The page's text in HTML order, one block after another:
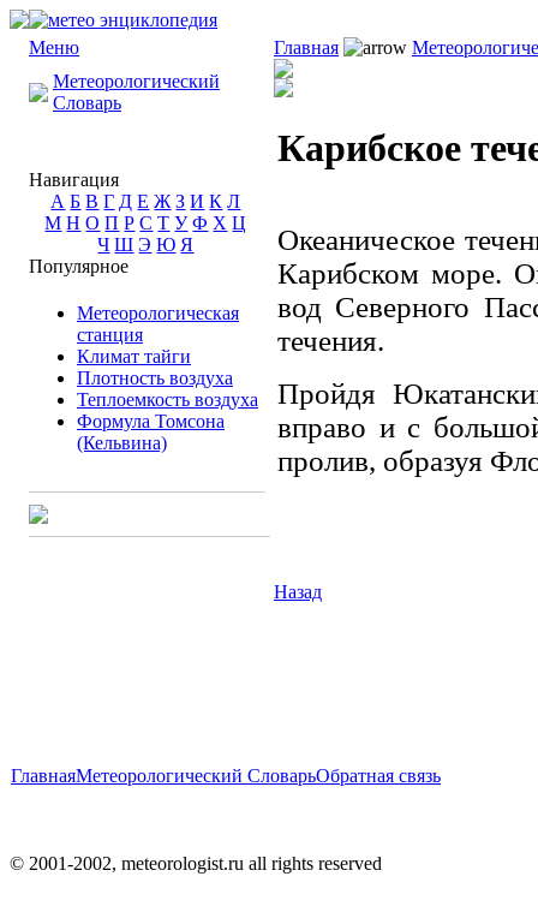
Меню
Метеорологический
Словарь
Навигация
А Б В Г Д Е Ж З И К Л
М Н О П Р С Т У Ф Х Ц
Ч Ш Э Ю Я
Популярное
Метеорологическая
станция
Климат тайги
Плотность воздуха
Теплоемкость воздуха
Формула Томсона
(Кельвина)
Главная
Карибское
Океаническое
Карибском море.
вод Северного
течения.
Пройдя
вправо и с
пролив, образуя
Назад
ГлавнаяМетеорологический СловарьОбратная связь
© 2001-2002, meteorologist.ru all rights reserved